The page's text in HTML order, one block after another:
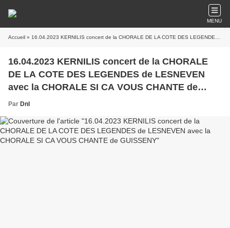
MENU
Accueil » 16.04.2023 KERNILIS concert de la CHORALE DE LA COTE DES LEGENDES de LESNEVEN avec la CHORALE SI CA VOUS CHANTE de GUISSENY
16.04.2023 KERNILIS concert de la CHORALE
DE LA COTE DES LEGENDES de LESNEVEN
avec la CHORALE SI CA VOUS CHANTE de
GUISSENY
Par Dnl